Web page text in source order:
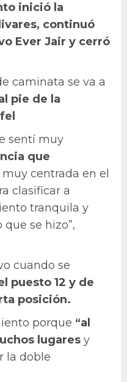
inició la
continuó
Ever Jair y cerró
caminata se va a
pie de la
sentí muy
que
centrada en el
clasificar a
tranquila y
se hizo”,
cuando se
puesto 12 y de
posición.
porque “al
lugares y
la doble